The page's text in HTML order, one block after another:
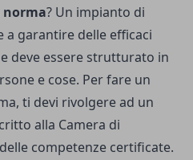
? Un impianto di
a garantire delle efficaci
deve essere strutturato in
e cose. Per fare un
ti devi rivolgere ad un
alla Camera di
competenze certificate.